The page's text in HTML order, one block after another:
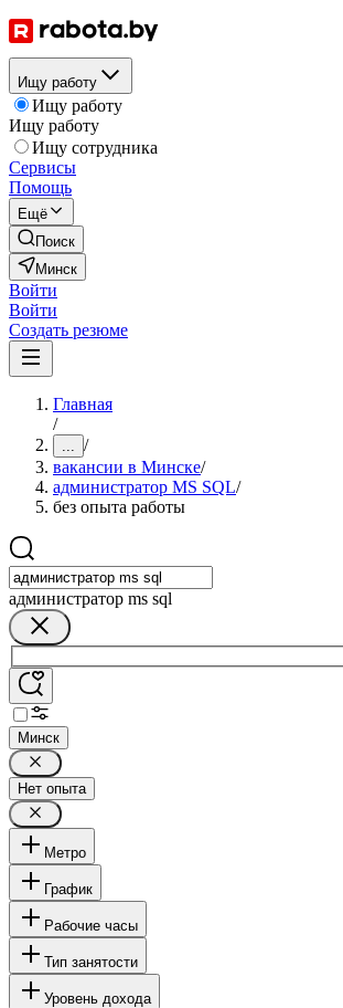
Ищу работу
Ищу работу
Ищу работу
Ищу сотрудника
Сервисы
Помощь
Ещё
Поиск
Минск
Войти
Войти
Создать резюме
Главная
/
... /
вакансии в Минске/
администратор MS SQL/
без опыта работы
администратор ms sql
Минск
Нет опыта
Метро
График
Рабочие часы
Тип занятости
Уровень дохода